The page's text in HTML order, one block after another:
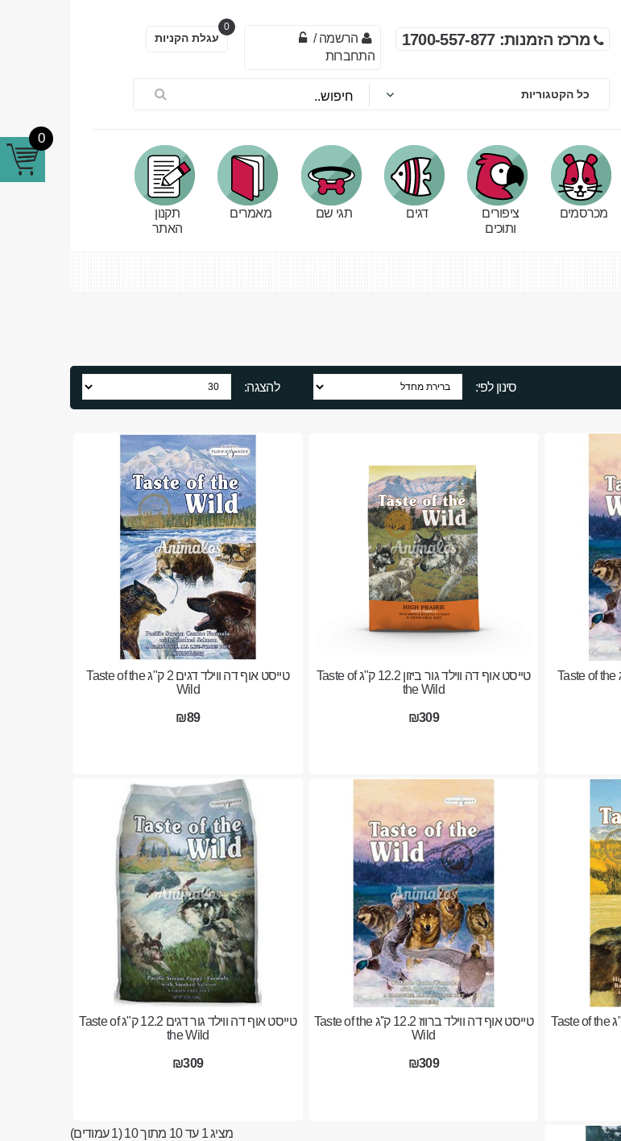
מרכז הזמנות: 1700-557-877 הרשמה/
התחברות
עגלת הקניות
0
מכרסמים
ציפורים
ותוכים
דגים תגי שם מאמרים
תקנון
האתר
סינון לפי: להצגה:
טייסט אוף דה ווילד ברווז 2 ק''ג Taste of the
טייסט אוף דה ווילד גור ביזון 12.2 ק"ג Taste of
the Wild
₪309
טייסט אוף דה ווילד דגים 2 ק"ג Taste of the
Wild
₪89
טייסט אוף דה ווילד ביזון 12.2 ק"ג Taste of the
טייסט אוף דה ווילד ברווז 12.2 ק''ג Taste of the
Wild
₪309
טייסט אוף דה ווילד גור דגים 12.2 ק"ג Taste of
the Wild
₪309
מציג 1 עד 10 מתוך 10 (1 עמודים)
0